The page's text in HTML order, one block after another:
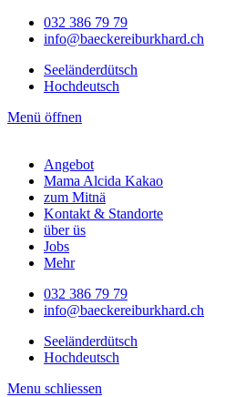
032 386 79 79
info@baeckereiburkhard.ch
Seeländerdütsch
Hochdeutsch
Menü öffnen
Angebot
Mama Alcida Kakao
zum Mitnä
Kontakt & Standorte
über üs
Jobs
Mehr
032 386 79 79
info@baeckereiburkhard.ch
Seeländerdütsch
Hochdeutsch
Menu schliessen